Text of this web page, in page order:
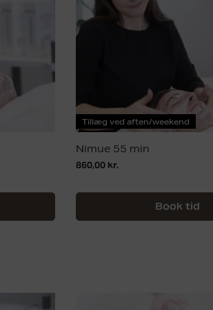
Tillæg ved aften/weekend
Nimue 55 min
860,00 kr.
Book tid